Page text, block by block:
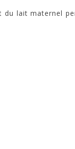
lait maternel